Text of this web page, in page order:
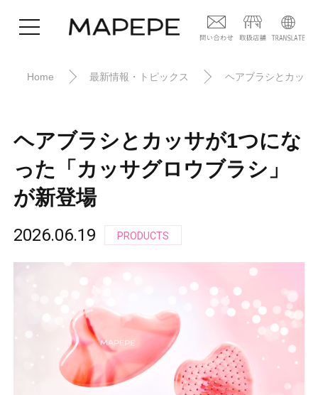
Home 最新情報・トピックス ヘアブラシとカッ
ヘアブラシとカッサが1つにな
った「カッサグロウブラシ」
が新登場
2026.06.19 PRODUCTS